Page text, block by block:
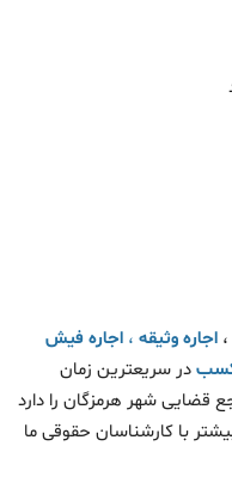
، اجاره وثیقه ، اجاره فیش
کسبدر سریعترین زمان
قضایی شهر هرمزگان را دارد
با کارشناسان حقوقی ما